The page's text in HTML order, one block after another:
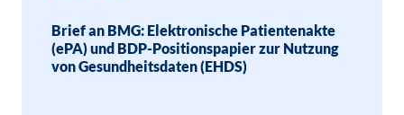
Brief an BMG: Elektronische Patientenakte
(ePA) und BDP-Positionspapier zur Nutzung
von Gesundheitsdaten (EHDS)